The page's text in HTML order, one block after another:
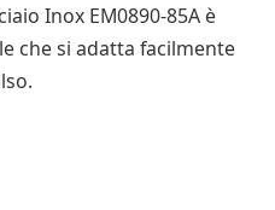
Inox EM0890-85A è
che si adatta facilmente